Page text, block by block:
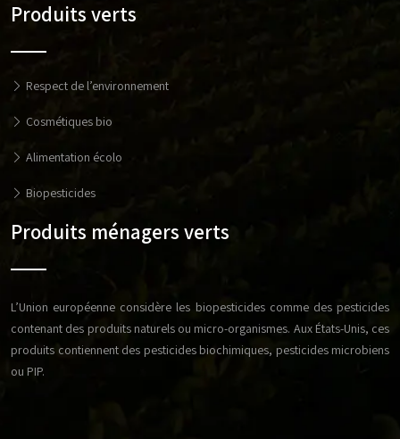
Produits verts
Respect de l’environnement
Cosmétiques bio
Alimentation écolo
Biopesticides
Produits ménagers verts
L’Union européenne considère les biopesticides comme des pesticides
contenant des produits naturels ou micro-organismes. Aux États-Unis, ces
produits contiennent des pesticides biochimiques, pesticides microbiens
ou PIP.